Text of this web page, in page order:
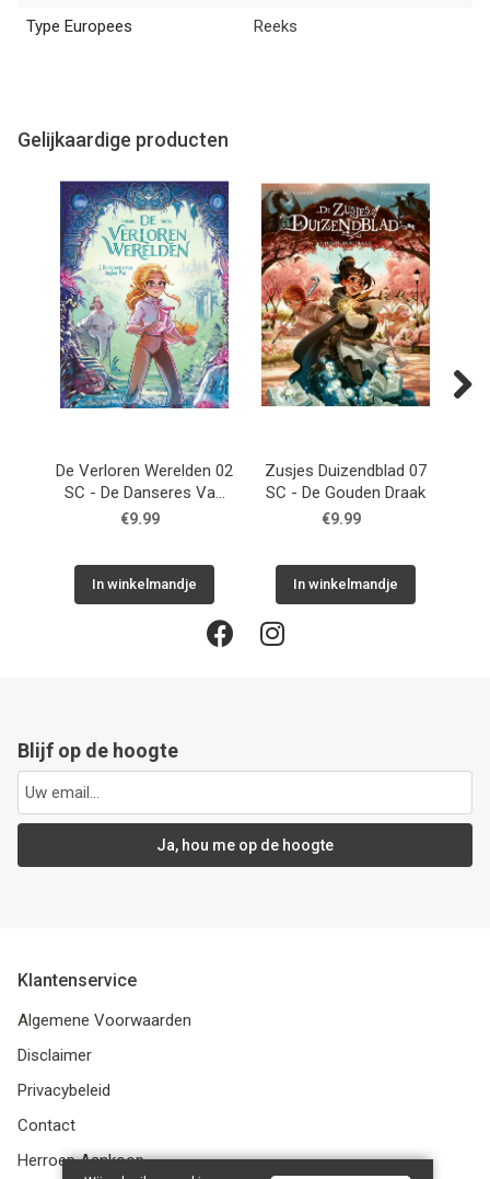
Type Europees
Reeks
Gelijkaardige producten
De Verloren Werelden 02
SC - De Danseres Van
Angkor Wat
€9.99
In winkelmandje
Zusjes Duizendblad 07
SC - De Gouden Draak
€9.99
In winkelmandje
Blijf op de hoogte
Ja, hou me op de hoogte
Klantenservice
Algemene Voorwaarden
Disclaimer
Privacybeleid
Contact
Herroep Aankoop